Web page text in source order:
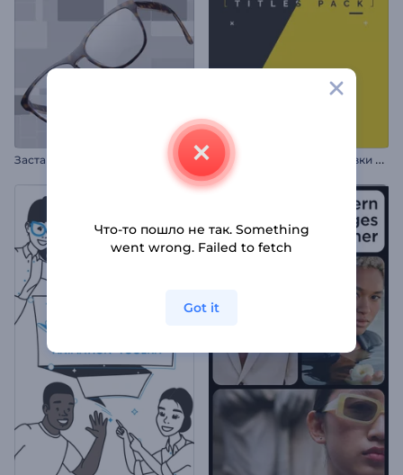
Заставка "Чистая оптика" Н
абор для видео: Заголовки в движении
Что-то пошло не так. Something
went wrong. Failed to fetch
Got it